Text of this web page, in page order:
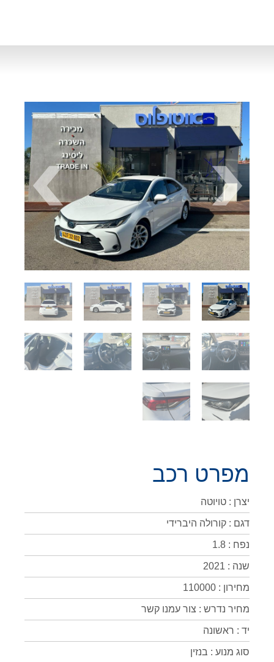
מפרט רכב
יצרן : טויוטה
דגם : קורולה היברידי
נפח : 1.8
שנה : 2021
מחירון : 110000
מחיר נדרש : צור עמנו קשר
יד : ראשונה
סוג מנוע : בנזין